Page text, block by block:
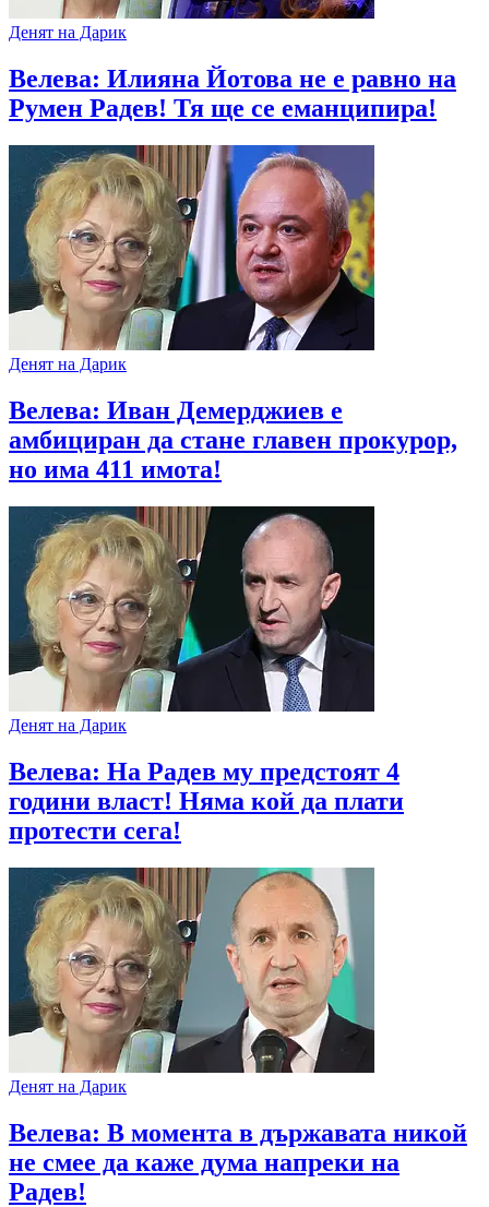
Денят на Дарик
Велева: Илияна Йотова не е равно на
Румен Радев! Тя ще се еманципира!
Денят на Дарик
Велева: Иван Демерджиев е
амбициран да стане главен прокурор,
но има 411 имота!
Денят на Дарик
Велева: На Радев му предстоят 4
години власт! Няма кой да плати
протести сега!
Денят на Дарик
Велева: В момента в държавата никой
не смее да каже дума напреки на
Радев!